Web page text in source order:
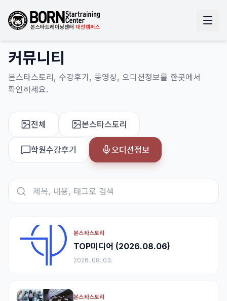
커뮤니티
본스타스토리, 수강후기, 동영상, 오디션정보를 한곳에서
확인하세요.
전체 본스타스토리
학원수강후기 오디션정보
본스타스토리
TOP미디어 (2026.08.06)
2026. 08. 03.
본스타스토리